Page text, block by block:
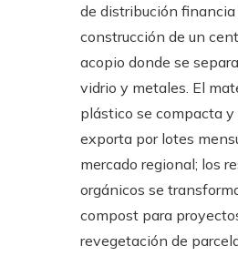
de distribución financia
construcción de un
acopio donde se
vidrio y metales. El
plástico se compacta y
exporta por lotes
mercado regional; los
orgánicos se
compost para
revegetación de